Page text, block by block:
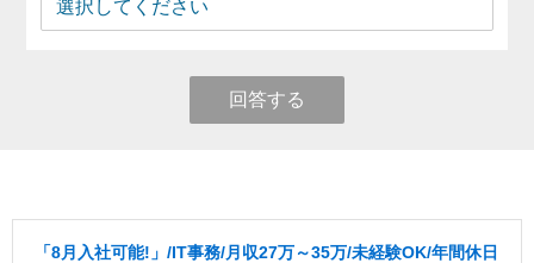
回答する
「8月入社可能!」/IT事務/月収27万～35万/未経験OK/年間休日